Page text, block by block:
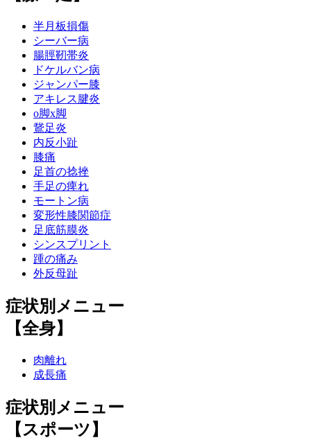
半月板損傷
シーバー病
腸脛靭帯炎
ドケルバン病
ジャンパー膝
アキレス腱炎
o脚x脚
鵞足炎
内反小趾
膝痛
足首の捻挫
手足の痺れ
モートン病
変形性膝関節症
足底筋膜炎
シンスプリント
踵の痛み
外反母趾
症状別メニュー
【全身】
肉離れ
成長痛
症状別メニュー
【スポーツ】